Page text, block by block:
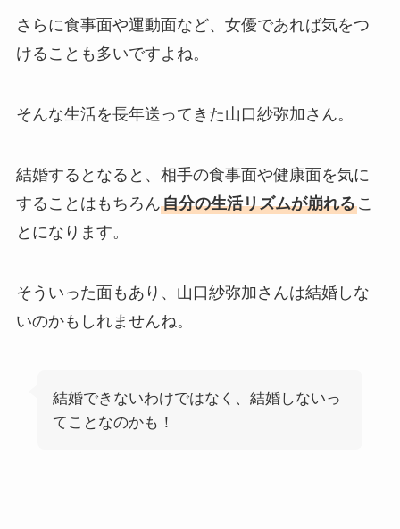
さらに食事面や運動面など、女優であれば気をつ
けることも多いですよね。
そんな生活を長年送ってきた山口紗弥加さん。
結婚するとなると、相手の食事面や健康面を気に
することはもちろん自分の生活リズムが崩れるこ
とになります。
そういった面もあり、山口紗弥加さんは結婚しな
いのかもしれませんね。
結婚できないわけではなく、結婚しないっ
てことなのかも！